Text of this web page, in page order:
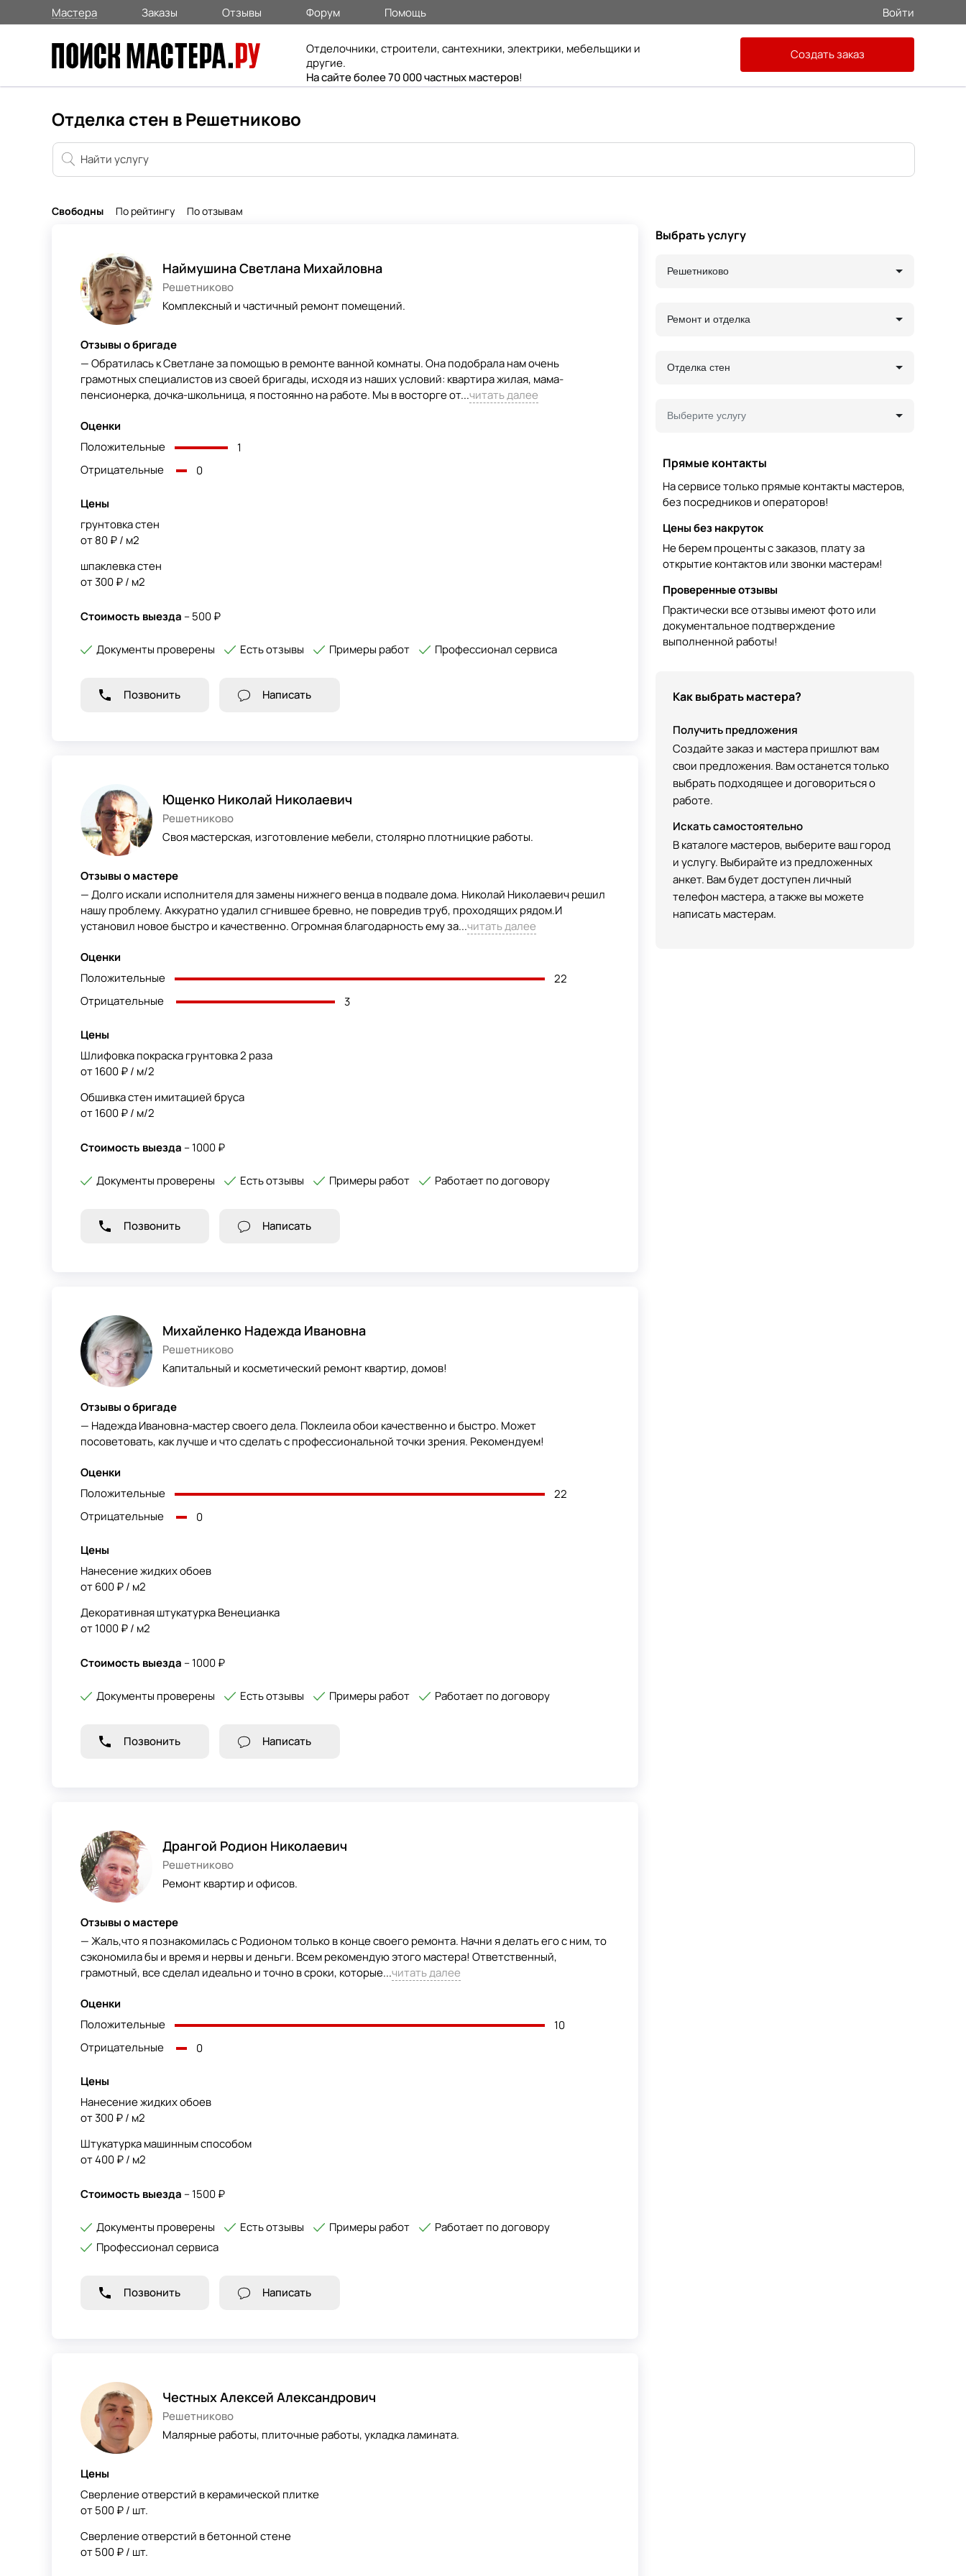
Мастера Заказы Отзывы Форум Помощь Войти
Отделочники, строители, сантехники, электрики, мебельщики и
другие.
На сайте более 70 000 частных мастеров!
Создать заказ
Отделка стен в Решетниково
Свободны По рейтингу По отзывам
Наймушина Светлана Михайловна
Решетниково
Комплексный и частичный ремонт помещений.
Отзывы о бригаде
— Обратилась к Светлане за помощью в ремонте ванной комнаты. Она подобрала нам очень
грамотных специалистов из своей бригады, исходя из наших условий: квартира жилая, мама-
пенсионерка, дочка-школьница, я постоянно на работе. Мы в восторге от...читать далее
Оценки
Положительные
1
Отрицательные
0
Цены
грунтовка стен
от 80 ₽ / м2
шпаклевка стен
от 300 ₽ / м2
Стоимость выезда – 500 ₽
Документы проверены Есть отзывы Примеры работ Профессионал сервиса
Позвонить Написать
Ющенко Николай Николаевич
Решетниково
Своя мастерская, изготовление мебели, столярно плотницкие работы.
Отзывы о мастере
— Долго искали исполнителя для замены нижнего венца в подвале дома. Николай Николаевич решил
нашу проблему. Аккуратно удалил сгнившее бревно, не повредив труб, проходящих рядом.И
установил новое быстро и качественно. Огромная благодарность ему за...читать далее
Оценки
Положительные
22
Отрицательные
3
Цены
Шлифовка покраска грунтовка 2 раза
от 1600 ₽ / м/2
Обшивка стен имитацией бруса
от 1600 ₽ / м/2
Стоимость выезда – 1000 ₽
Документы проверены Есть отзывы Примеры работ Работает по договору
Позвонить Написать
Михайленко Надежда Ивановна
Решетниково
Капитальный и косметический ремонт квартир, домов!
Отзывы о бригаде
— Надежда Ивановна-мастер своего дела. Поклеила обои качественно и быстро. Может
посоветовать, как лучше и что сделать с профессиональной точки зрения. Рекомендуем!
Оценки
Положительные
22
Отрицательные
0
Цены
Нанесение жидких обоев
от 600 ₽ / м2
Декоративная штукатурка Венецианка
от 1000 ₽ / м2
Стоимость выезда – 1000 ₽
Документы проверены Есть отзывы Примеры работ Работает по договору
Позвонить Написать
Дрангой Родион Николаевич
Решетниково
Ремонт квартир и офисов.
Отзывы о мастере
— Жаль,что я познакомилась с Родионом только в конце своего ремонта. Начни я делать его с ним, то
сэкономила бы и время и нервы и деньги. Всем рекомендую этого мастера! Ответственный,
грамотный, все сделал идеально и точно в сроки, которые...читать далее
Оценки
Положительные
10
Отрицательные
0
Цены
Нанесение жидких обоев
от 300 ₽ / м2
Штукатурка машинным способом
от 400 ₽ / м2
Стоимость выезда – 1500 ₽
Документы проверены Есть отзывы Примеры работ
Работает по договору
Профессионал сервиса
Позвонить Написать
Честных Алексей Александрович
Решетниково
Малярные работы, плиточные работы, укладка ламината.
Цены
Сверление отверстий в керамической плитке
от 500 ₽ / шт.
Сверление отверстий в бетонной стене
от 500 ₽ / шт.
Выбрать услугу
Решетниково
Ремонт и отделка
Отделка стен
Выберите услугу
Прямые контакты
На сервисе только прямые контакты мастеров,
без посредников и операторов!
Цены без накруток
Не берем проценты с заказов, плату за
открытие контактов или звонки мастерам!
Проверенные отзывы
Практически все отзывы имеют фото или
документальное подтверждение
выполненной работы!
Как выбрать мастера?
Получить предложения
Создайте заказ и мастера пришлют вам
свои предложения. Вам останется только
выбрать подходящее и договориться о
работе.
Искать самостоятельно
В каталоге мастеров, выберите ваш город
и услугу. Выбирайте из предложенных
анкет. Вам будет доступен личный
телефон мастера, а также вы можете
написать мастерам.